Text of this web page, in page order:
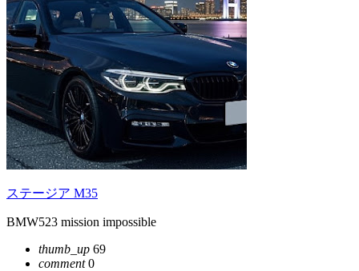
ステージア M35
BMW523 mission impossible
thumb_up 69
comment0